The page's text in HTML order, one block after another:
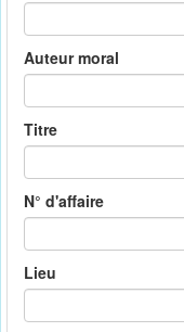
Auteur moral
Titre
N° d'affaire
Lieu